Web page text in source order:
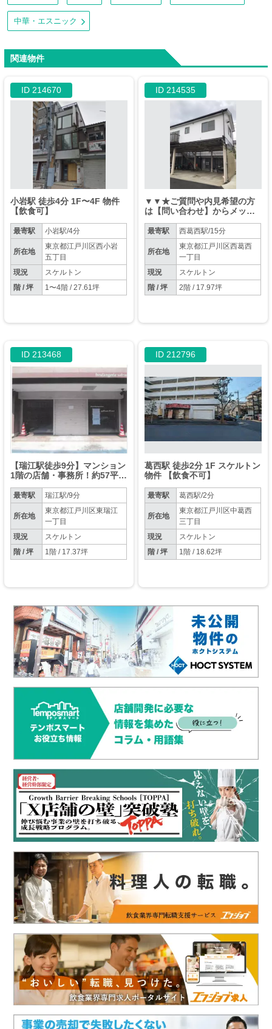
中華・エスニック
関連物件
ID 214670
小岩駅 徒歩4分 1F〜4F 物件
【飲食可】
最寄駅 小岩駅/4分
所在地
東京都江戸川区西小岩
五丁目
現況
スケルトン
階 / 坪
1〜4階 / 27.61坪
ID 214535
▼▼★ご質問や内見希望の方
は【問い合わせ】からメッセ
電話はお控えください。▼▼
最寄駅 西葛西駅/15分
所在地
東京都江戸川区西葛西
一丁目
現況
スケルトン
階 / 坪
2階 / 17.97坪
ID 213468
【瑞江駅徒歩9分】マンション
1階の店舗・事務所！約57平米
装が可能。美容サロンや物販
に
最寄駅 瑞江駅/9分
所在地
東京都江戸川区東瑞江
一丁目
現況
スケルトン
階 / 坪
1階 / 17.37坪
ID 212796
葛西駅 徒歩2分 1F スケルトン
物件 【飲食不可】
最寄駅 葛西駅/2分
所在地
東京都江戸川区中葛西
三丁目
現況
スケルトン
階 / 坪
1階 / 18.62坪